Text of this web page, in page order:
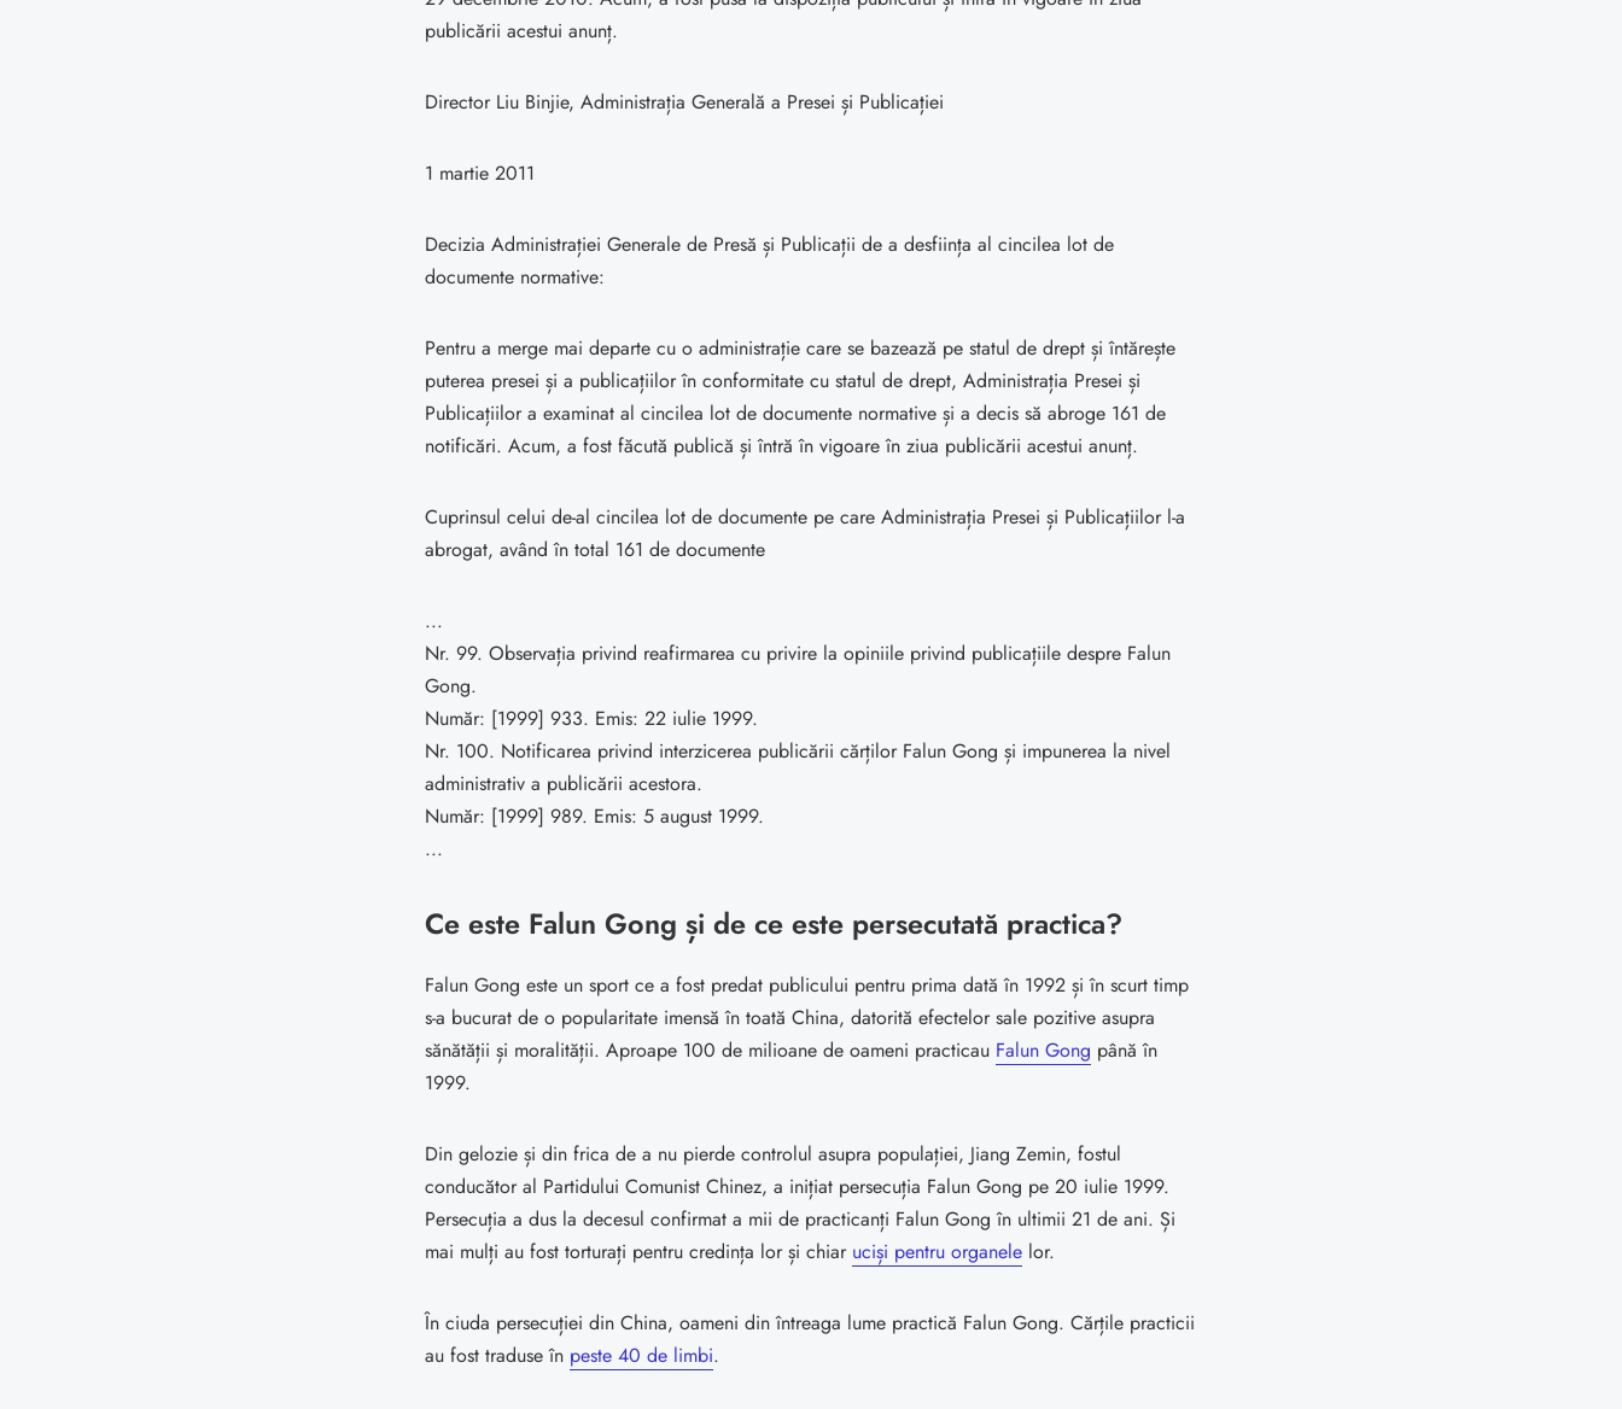
publicării acestui anunț.
Director Liu Binjie, Administrația Generală a Presei și Publicației
1 martie 2011
Decizia Administrației Generale de Presă și Publicații de a desființa al cincilea lot de
documente normative:
Pentru a merge mai departe cu o administrație care se bazează pe statul de drept și întărește
puterea presei și a publicațiilor în conformitate cu statul de drept, Administrația Presei și
Publicațiilor a examinat al cincilea lot de documente normative și a decis să abroge 161 de
notificări. Acum, a fost făcută publică și întră în vigoare în ziua publicării acestui anunț.
Cuprinsul celui de-al cincilea lot de documente pe care Administrația Presei și Publicațiilor l-a
abrogat, având în total 161 de documente
...
Nr. 99. Observația privind reafirmarea cu privire la opiniile privind publicațiile despre Falun
Gong.
Număr: [1999] 933. Emis: 22 iulie 1999.
Nr. 100. Notificarea privind interzicerea publicării cărților Falun Gong și impunerea la nivel
administrativ a publicării acestora.
Număr: [1999] 989. Emis: 5 august 1999.
...
Ce este Falun Gong și de ce este persecutată practica?
Falun Gong este un sport ce a fost predat publicului pentru prima dată în 1992 și în scurt timp
s-a bucurat de o popularitate imensă în toată China, datorită efectelor sale pozitive asupra
sănătății și moralității. Aproape 100 de milioane de oameni practicau Falun Gong până în
1999.
Din gelozie și din frica de a nu pierde controlul asupra populației, Jiang Zemin, fostul
conducător al Partidului Comunist Chinez, a inițiat persecuția Falun Gong pe 20 iulie 1999.
Persecuția a dus la decesul confirmat a mii de practicanți Falun Gong în ultimii 21 de ani. Și
mai mulți au fost torturați pentru credința lor și chiar uciși pentru organele lor.
În ciuda persecuției din China, oameni din întreaga lume practică Falun Gong. Cărțile practicii
au fost traduse în peste 40 de limbi.